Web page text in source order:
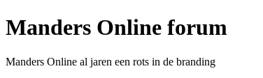
Manders Online forum
Manders Online al jaren een rots in de branding